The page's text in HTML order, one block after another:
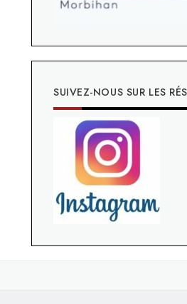
SUIVEZ-NOUS SUR LES